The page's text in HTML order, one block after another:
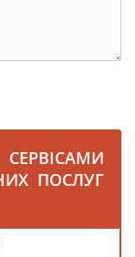
ПОСЛУГ